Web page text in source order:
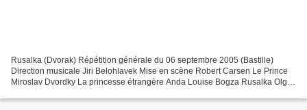
Rusalka (Dvorak) Répétition générale du 06 septembre 2005 (Bastille)
Direction musicale Jiri Belohlavek Mise en scène Robert Carsen Le Prince
Miroslav Dvordky La princesse étrangère Anda Louise Bogza Rusalka Olga